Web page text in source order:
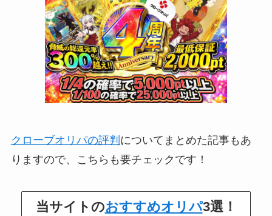
クローブオリパの評判 についてまとめた記事もあ
りますので、こちらも要チェックです！
当サイトのおすすめオリパ3選！